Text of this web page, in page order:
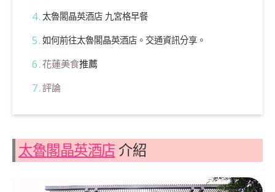
太魯閣晶英酒店 九宮格早餐
如何前往太魯閣晶英酒店。交通資訊分享。
花蓮美食推薦
評論
太魯閣晶英酒店 介紹